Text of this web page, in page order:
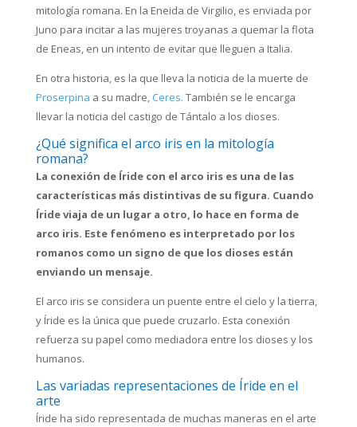
mitología romana. En la Eneida de Virgilio, es enviada por
Juno para incitar a las mujeres troyanas a quemar la flota
de Eneas, en un intento de evitar que lleguen a Italia.
En otra historia, es la que lleva la noticia de la muerte de
Proserpina a su madre,Ceres. También se le encarga
llevar la noticia del castigo de Tántalo a los dioses.
¿Qué significa el arco iris en la mitología
romana?
La conexión de Íride con el arco iris es una de las
características más distintivas de su figura. Cuando
Íride viaja de un lugar a otro, lo hace en forma de
arco iris. Este fenómeno es interpretado por los
romanos como un signo de que los dioses están
enviando un mensaje.
El arco iris se considera un puente entre el cielo y la tierra,
y Íride es la única que puede cruzarlo. Esta conexión
refuerza su papel como mediadora entre los dioses y los
humanos.
Las variadas representaciones de Íride en el
arte
Íride ha sido representada de muchas maneras en el arte